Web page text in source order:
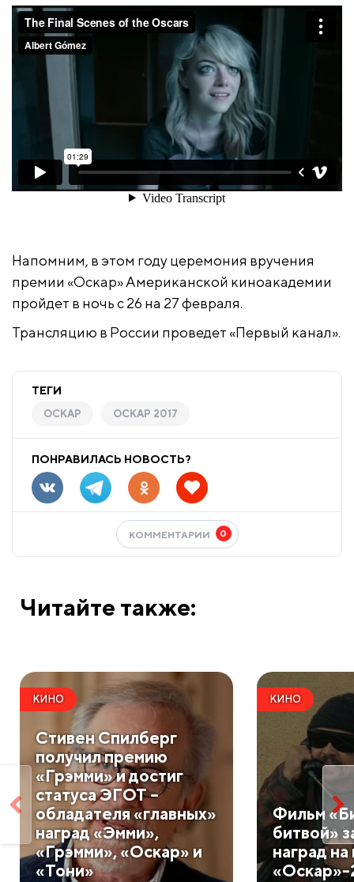
Напомним, в этом году церемония вручения
премии «Оскар» Американской киноакадемии
пройдет в ночь с 26 на 27 февраля.
Трансляцию в России проведет «Первый канал».
ТЕГИ
ОСКАР ОСКАР 2017
ПОНРАВИЛАСЬ НОВОСТЬ?
КОММЕНТАРИИ 0
Читайте также:
КИНО
Стивен Спилберг
получил премию
«Грэмми» и достиг
статуса ЭГОТ –
обладателя «главных»
наград «Эмми»,
«Грэмми», «Оскар» и
«Тони»
КИНО
Фильм
битвой»
наград